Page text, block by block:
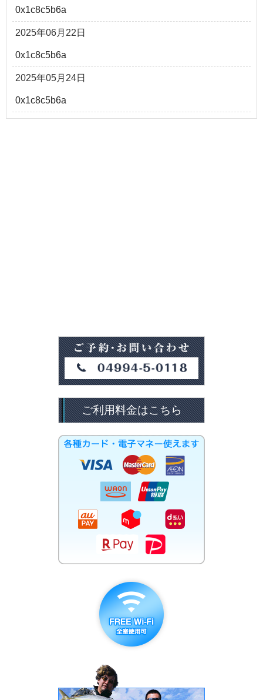
0x1c8c5b6a
2025年06月22日
0x1c8c5b6a
2025年05月24日
0x1c8c5b6a
ご利用料金はこちら